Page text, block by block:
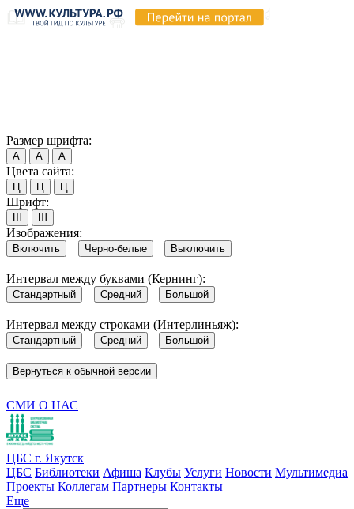
Размер шрифта:
А А А
Цвета сайта:
Ц Ц Ц
Шрифт:
Ш Ш
Изображения:
Включить Черно-белые Выключить
Интервал между буквами (Кернинг):
Стандартный Средний Большой
Интервал между строками (Интерлиньяж):
Стандартный Средний Большой
Вернуться к обычной версии
СМИ О НАС
ЦБС г. Якутск
ЦБС Библиотеки Афиша Клубы Услуги Новости Мультимедиа
Проекты Коллегам Партнеры Контакты
Еще